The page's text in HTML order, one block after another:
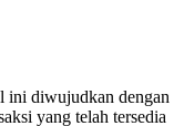
ini diwujudkan dengan
yang telah tersedia